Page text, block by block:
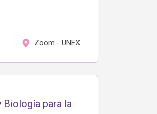
Zoom - UNEX
Biología para la